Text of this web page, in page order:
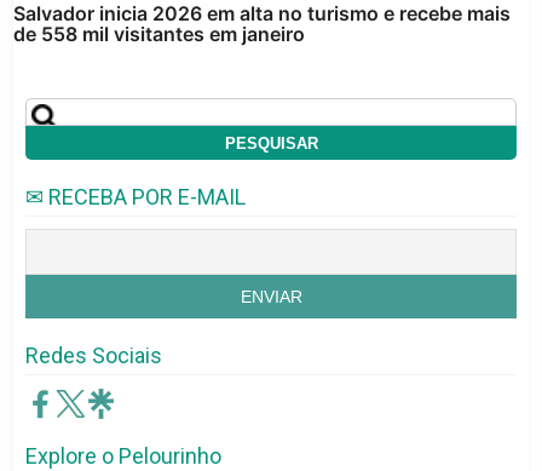
Salvador inicia 2026 em alta no turismo e recebe mais
de 558 mil visitantes em janeiro
✉ RECEBA POR E-MAIL
Redes Sociais
Explore o Pelourinho